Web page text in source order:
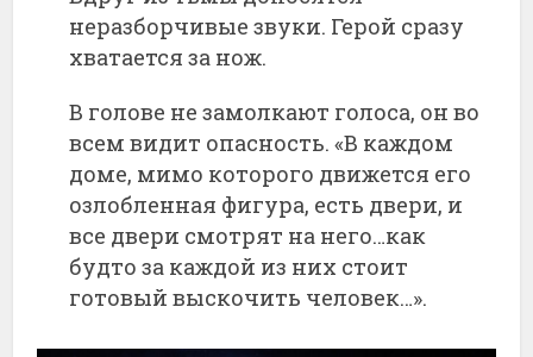
неразборчивые звуки. Герой сразу
хватается за нож.
В голове не замолкают голоса, он во
всем видит опасность. «В каждом
доме, мимо которого движется его
озлобленная фигура, есть двери, и
все двери смотрят на него…как
будто за каждой из них стоит
готовый выскочить человек…».